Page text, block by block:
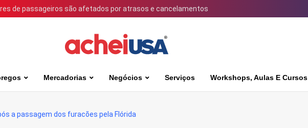
de passageiros são afetados por atrasos e cancelamentos
Mercadorias Negócios Serviços Workshops, Aulas E Cursos
a passagem dos furacões pela Flórida